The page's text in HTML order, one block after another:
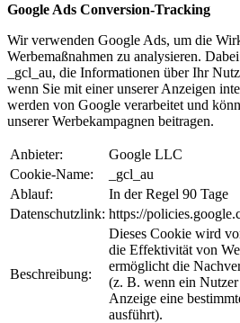
Google Ads Conversion-Tracking
Wir verwenden Google Ads, um die
Werbemaßnahmen zu analysieren.
_gcl_au, die Informationen über Ihr
wenn Sie mit einer unserer Anzeigen
werden von Google verarbeitet und
unserer Werbekampagnen beitragen.
Anbieter:
Google LLC
Cookie-Name:
_gcl_au
Ablauf:
In der Regel 90 Tage
Datenschutzlink: https://
Beschreibung:
Dieses Cookie wird
die Effektivität von
ermöglicht die
(z. B. wenn ein
Anzeige eine
ausführt).